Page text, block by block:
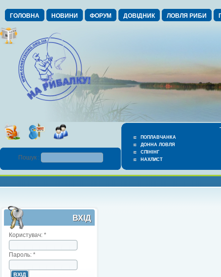
ГОЛОВНА НОВИНИ ФОРУМ ДОВІДНИК ЛОВЛЯ РИБИ
ПОПЛАВЧАНКА
ДОННА ЛОВЛЯ
СПІНІНГ
НАХЛИСТ
Пошук :
ВХІД
Користувач: *
Пароль: *